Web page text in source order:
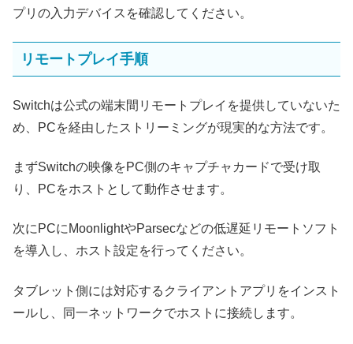
プリの入力デバイスを確認してください。
リモートプレイ手順
Switchは公式の端末間リモートプレイを提供していないた
め、PCを経由したストリーミングが現実的な方法です。
まずSwitchの映像をPC側のキャプチャカードで受け取
り、PCをホストとして動作させます。
次にPCにMoonlightやParsecなどの低遅延リモートソフト
を導入し、ホスト設定を行ってください。
タブレット側には対応するクライアントアプリをインスト
ールし、同一ネットワークでホストに接続します。